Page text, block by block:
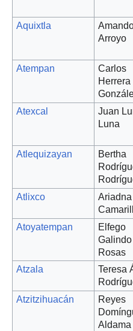
Aquixtla
Arroyo
Atempan
Carlos
Herrera
Atexcal
Juan
Luna
Atlequizayan
Bertha
Atlixco
Atoyatempan
Elfego
Galindo
Rosas
Atzala
Teresa
Atzitzihuacán
Reyes
Aldama